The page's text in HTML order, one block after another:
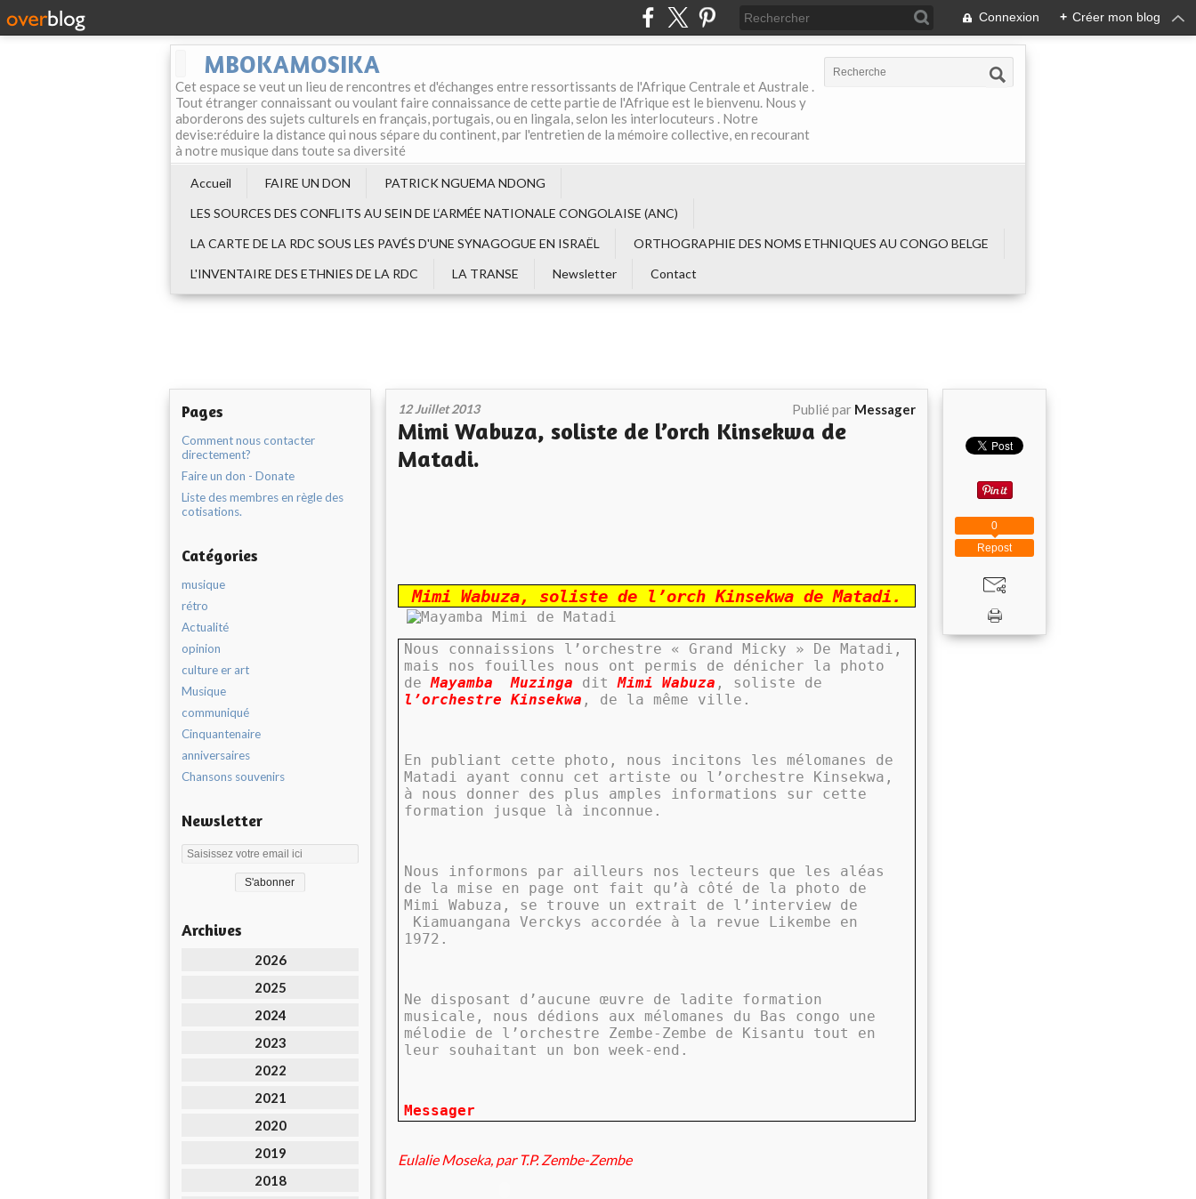
Connexion + Créer mon blog
MBOKAMOSIKA
Cet espace se veut un lieu de rencontres et d'échanges entre ressortissants de l'Afrique Centrale et Australe .
Tout étranger connaissant ou voulant faire connaissance de cette partie de l'Afrique est le bienvenu. Nous y
aborderons des sujets culturels en français, portugais, ou en lingala, selon les interlocuteurs . Notre
devise:réduire la distance qui nous sépare du continent, par l'entretien de la mémoire collective, en recourant
à notre musique dans toute sa diversité
Accueil FAIRE UN DON
PATRICK NGUEMA NDONG
LES SOURCES DES CONFLITS AU SEIN DE L‘ARMÉE NATIONALE CONGOLAISE (ANC)
LA CARTE DE LA RDC SOUS LES PAVÉS D'UNE SYNAGOGUE EN ISRAËL
ORTHOGRAPHIE DES NOMS ETHNIQUES AU CONGO BELGE
L'INVENTAIRE DES ETHNIES DE LA RDC
LA TRANSE Newsletter Contact
Pages
Comment nous contacter
directement?
Faire un don - Donate
Liste des membres en règle des
cotisations.
Catégories
musique
rétro
Actualité
opinion
culture er art
Musique
communiqué
Cinquantenaire
anniversaires
Chansons souvenirs
Newsletter
Archives
2026
2025
2024
2023
2022
2021
2020
2019
2018
12 Juillet 2013 Publié par Messager
Mimi Wabuza, soliste de l’orch Kinsekwa de
Matadi.
Mimi Wabuza, soliste de l’orch Kinsekwa de Matadi.
Nous connaissions l’orchestre « Grand Micky » De Matadi,
mais nos fouilles nous ont permis de dénicher la photo
deMayamba Muzinga ditMimi Wabuza , soliste de
l’orchestre Kinsekwa , de la même ville.
En publiant cette photo, nous incitons les mélomanes de
Matadi ayant connu cet artiste ou l’orchestre Kinsekwa,
à nous donner des plus amples informations sur cette
formation jusque là inconnue.
Nous informons par ailleurs nos lecteurs que les aléas
de la mise en page ont fait qu’à côté de la photo de
Mimi Wabuza, se trouve un extrait de l’interview de
Kiamuangana Verckys accordée à la revue Likembe en
1972.
Ne disposant d’aucune œuvre de ladite formation
musicale, nous dédions aux mélomanes du Bas congo une
mélodie de l’orchestre Zembe-Zembe de Kisantu tout en
leur souhaitant un bon week-end.
Messager
Eulalie Moseka, par T.P. Zembe-Zembe
Repost
0